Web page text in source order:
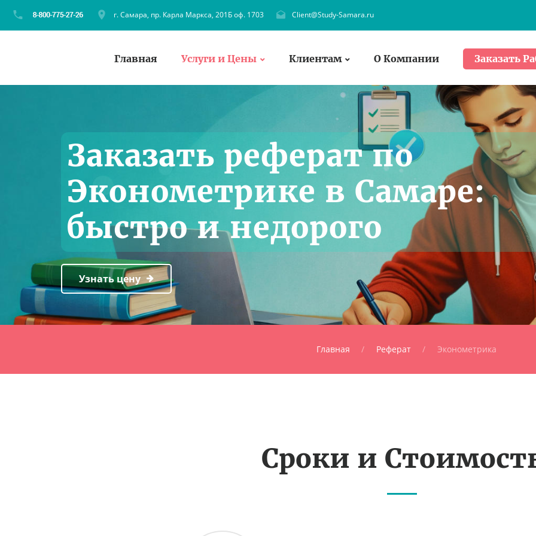
г. Самара, пр. Карла Маркса, 201Б оф. 1703 Client@Study-Samara.ru
Главная Услуги и Цены Клиентам О Компании Заказать
Заказать реферат по
Эконометрике в Самаре:
быстро и недорого
Узнать цену
Главная Реферат Эконометрика
Сроки и